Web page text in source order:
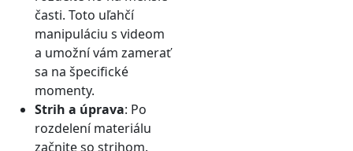
časti. Toto uľahčí
manipuláciu s videom
a umožní vám zamerať
sa na špecifické
momenty.
Strih a úprava: Po
rozdelení materiálu
začnite so strihom.